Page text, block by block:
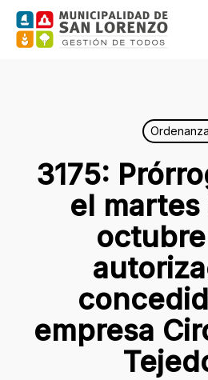
Skip
3175:
el
empresa